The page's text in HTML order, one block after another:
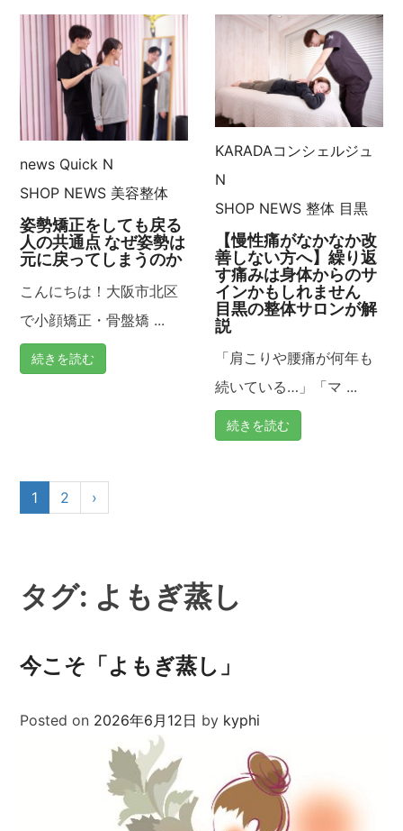
news Quick N
SHOP NEWS 美容整体
姿勢矯正をしても戻る
人の共通点 なぜ姿勢は
元に戻ってしまうのか
こんにちは！大阪市北区
で小顔矯正・骨盤矯 ...
続きを読む
KARADAコンシェルジュ
N
SHOP NEWS 整体 目黒
【慢性痛がなかなか改
善しない方へ】繰り返
す痛みは身体からのサ
インかもしれません
目黒の整体サロンが解
説
「肩こりや腰痛が何年も
続いている…」「マ ...
続きを読む
1 2 ›
タグ: よもぎ蒸し
今こそ「よもぎ蒸し」
Posted on 2026年6月12日 by kyphi